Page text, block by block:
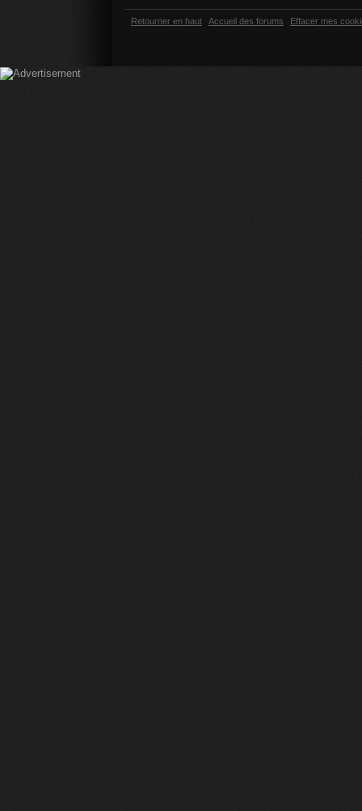
Retourner en haut Accueil des forums Effacer mes